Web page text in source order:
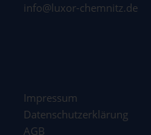
info@luxor-chemnitz.de
Impressum
Datenschutzerklärung
AGB